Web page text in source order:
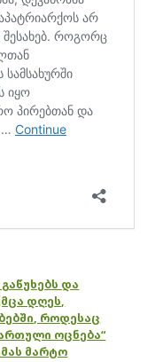
და
დღეს,
როდესაც
ოცნება“
მარტო